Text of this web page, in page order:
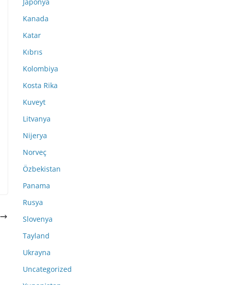
Kanada
Katar
Kıbrıs
Kolombiya
Kosta Rika
Kuveyt
Litvanya
Nijerya
Norveç
Özbekistan
Panama
Rusya
Slovenya
Tayland
Ukrayna
Uncategorized